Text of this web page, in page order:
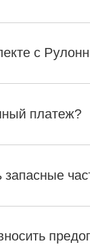
с
платеж?